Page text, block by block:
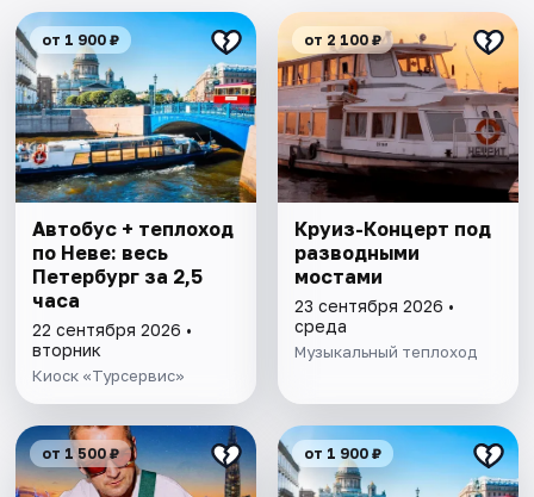
от 1 900 ₽
Автобус + теплоход
по Неве: весь
Петербург за 2,5
часа
22 сентября 2026 •
вторник
Киоск «Турсервис»
от 2 100 ₽
Круиз-Концерт под
разводными
мостами
23 сентября 2026 •
среда
Музыкальный теплоход
от 1 500 ₽ от 1 900 ₽